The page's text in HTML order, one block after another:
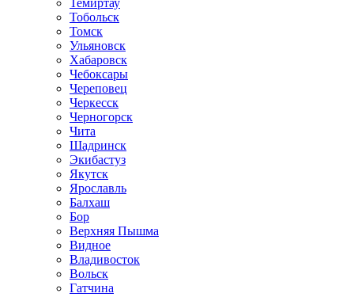
Темиртау
Тобольск
Томск
Ульяновск
Хабаровск
Чебоксары
Череповец
Черкесск
Черногорск
Чита
Шадринск
Экибастуз
Якутск
Ярославль
Балхаш
Бор
Верхняя Пышма
Видное
Владивосток
Вольск
Гатчина